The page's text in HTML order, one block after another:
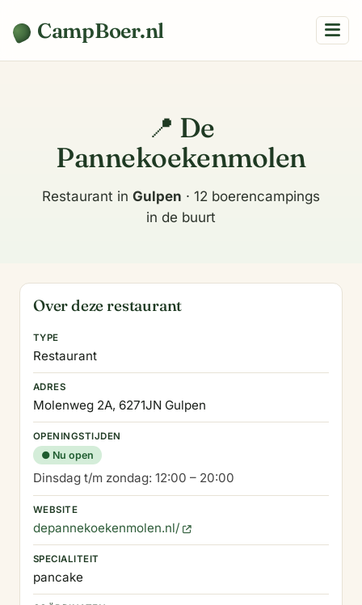
CampBoer.nl
📍 De
Pannekoekenmolen
Restaurant in Gulpen · 12 boerencampings
in de buurt
Over deze restaurant
TYPE
Restaurant
ADRES
Molenweg 2A, 6271JN Gulpen
OPENINGSTIJDEN
● Nu open
Dinsdag t/m zondag: 12:00 – 20:00
WEBSITE
depannekoekenmolen.nl/
SPECIALITEIT
pancake